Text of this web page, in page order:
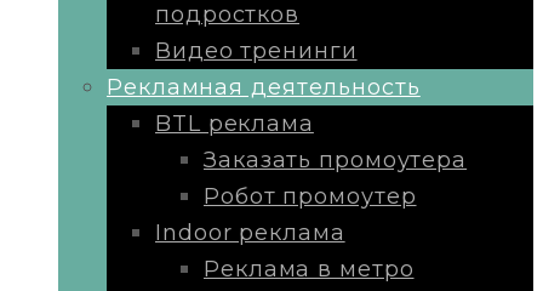
подростков
Видео тренинги
Рекламная деятельность
BTL реклама
Заказать промоутера
Робот промоутер
Indoor реклама
Реклама в метро